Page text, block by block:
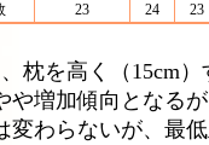
23 24 23
枕を高く（15cm
や増加傾向となる
変わらないが、最